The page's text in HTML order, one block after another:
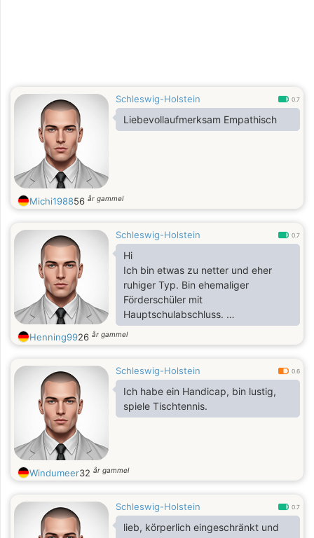
Schleswig-Holstein 0.7
Liebevollaufmerksam Empathisch
Michi198856 år gammel
Schleswig-Holstein 0.7
Hi
Ich bin etwas zu netter und eher
ruhiger Typ. Bin ehemaliger
Förderschüler mit
Hauptschulabschluss.
Was tolles zu unternehmen und
ausgehen würde ich gerne mit dir.
nichts muss
Henning9926 år gammel
Schleswig-Holstein 0.6
Ich habe ein Handicap, bin lustig,
spiele Tischtennis.
Windumeer32 år gammel
Schleswig-Holstein 0.7
lieb, körperlich eingeschränkt und